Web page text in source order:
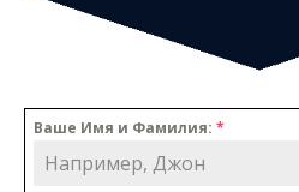
Ваше Имя и Фамилия: *